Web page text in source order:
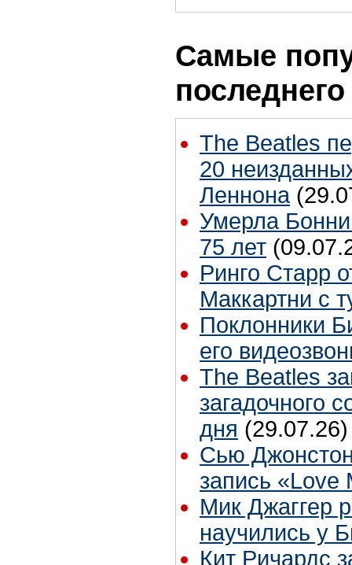
Самые
The Beatles
20
Леннона
Умерла
75 лет
Ринго Старр
Маккартни с
Поклонники
его
The Beatles
загадочного
дня (29.07.26)
Сью
запись «Love
Мик Джаггер
научились у
Кит Ричардс